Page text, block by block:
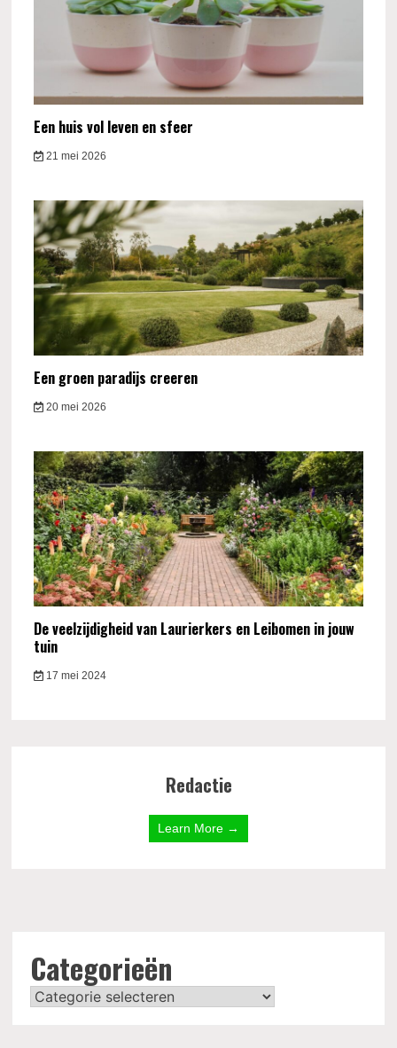
Een huis vol leven en sfeer
21 mei 2026
Een groen paradijs creeren
20 mei 2026
De veelzijdigheid van Laurierkers en Leibomen in jouw
tuin
17 mei 2024
Redactie
Learn More →
Categorieën
Categorieën